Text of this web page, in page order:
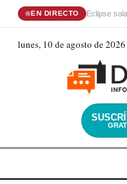
EN DIRECTO Eclipse
lunes, 10 de agosto de 2026